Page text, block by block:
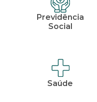
Previdência
Social
Saúde